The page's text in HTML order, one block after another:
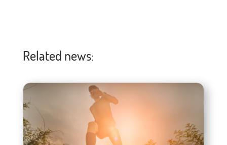
Related news: